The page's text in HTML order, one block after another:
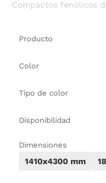
Compactos fenólicos
Producto
Color
Tipo de color
Disponibilidad
Dimensiones
1410x4300 mm